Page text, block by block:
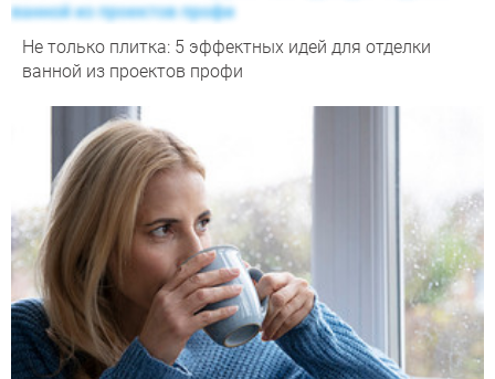
Не только плитка: 5 эффектных идей для отделки
ванной из проектов профи